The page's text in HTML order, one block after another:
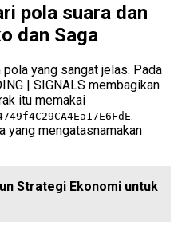
pola suara dan
dan Saga
yang sangat jelas. Pada
| SIGNALS membagikan
itu memakai
.
yang mengatasnamakan
Strategi Ekonomi untuk